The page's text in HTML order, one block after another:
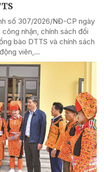
số 307/2026/NĐ-CP ngày
nhận, chính sách đối
bào DTTS và chính sách
viên,...